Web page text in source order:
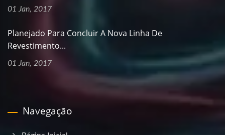
01 Jan, 2017
Planejado Para Concluir A Nova Linha De
Revestimento...
01 Jan, 2017
Navegação